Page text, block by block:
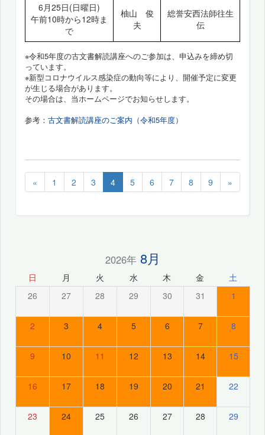
6月25日(日曜日)
午前10時から12時ま
で
柚山 俊
夫
総誉安西法師往生
伝
※令和5年度の古文書解読講座へのご参加は、申込みを締め切
っています。
※新型コロナウイルス感染症の動向等により、開催予定に変更
が生じる場合があります。
その場合は、当ホームページでお知らせします。
参考： 古文書解読講座のご案内（令和5年度）
« 1 2 3 4 5 6 7 8 9 »
2026年8月
日 月 火 水 木 金 土
26 27 28 29 30 31 1
2 3 4 5 6 7 8
9 10 11 12 13 14 15
16 17 18 19 20 21 22
23 24 25 26 27 28 29